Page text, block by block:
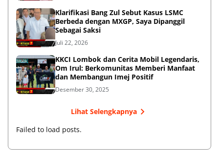
Klarifikasi Bang Zul Sebut Kasus LSMC
Berbeda dengan MXGP, Saya Dipanggil
Sebagai Saksi
Juli 22, 2026
KKCI Lombok dan Cerita Mobil Legendaris,
Om Irul: Berkomunitas Memberi Manfaat
dan Membangun Imej Positif
Desember 30, 2025
Lihat Selengkapnya
Failed to load posts.